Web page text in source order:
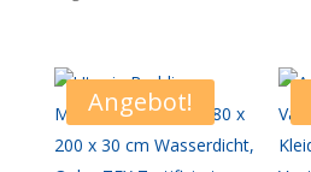
Angebot!